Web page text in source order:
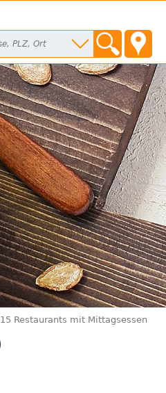
15 Restaurants mit Mittagsessen